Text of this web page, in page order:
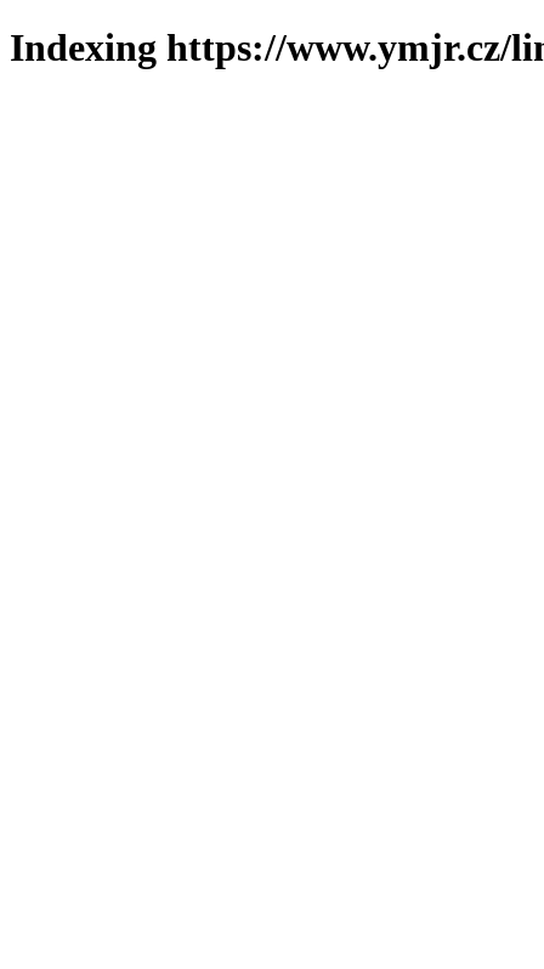
Indexing https://www.ymjr.cz/